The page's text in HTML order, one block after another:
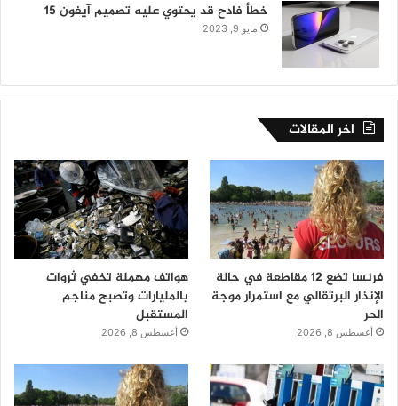
خطأ فادح قد يحتوي عليه تصميم آيفون 15
مايو 9, 2023
اخر المقالات
فرنسا تضع 12 مقاطعة في حالة
الإنذار البرتقالي مع استمرار موجة
الحر
أغسطس 8, 2026
هواتف مهملة تخفي ثروات
بالمليارات وتصبح مناجم
المستقبل
أغسطس 8, 2026